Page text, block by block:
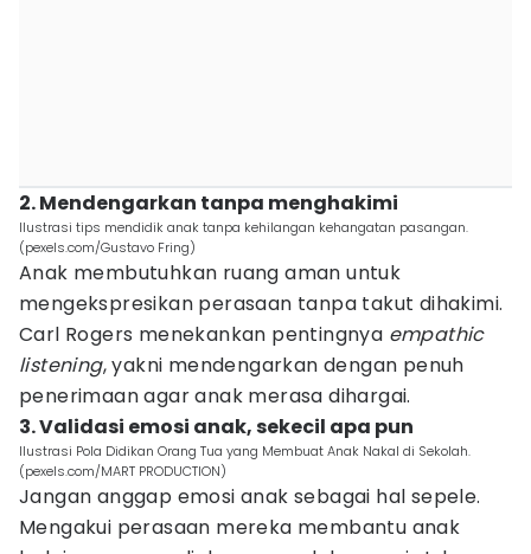
2. Mendengarkan tanpa menghakimi
Ilustrasi tips mendidik anak tanpa kehilangan kehangatan pasangan.
(pexels.com/Gustavo Fring)
Anak membutuhkan ruang aman untuk
mengekspresikan perasaan tanpa takut dihakimi.
Carl Rogers menekankan pentingnya empathic
listening, yakni mendengarkan dengan penuh
penerimaan agar anak merasa dihargai.
3. Validasi emosi anak, sekecil apa pun
Ilustrasi Pola Didikan Orang Tua yang Membuat Anak Nakal di Sekolah.
(pexels.com/MART PRODUCTION)
Jangan anggap emosi anak sebagai hal sepele.
Mengakui perasaan mereka membantu anak